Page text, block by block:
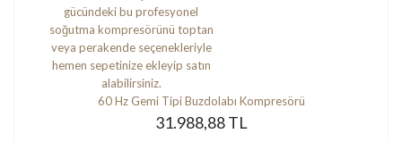
60 Hz Gemi Tipi Buzdolabı Kompresörü
31.988,88 TL